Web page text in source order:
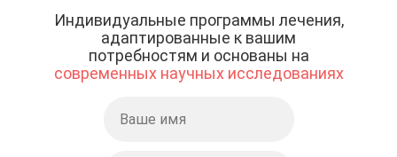
Индивидуальные программы лечения,
адаптированные к вашим
потребностям и основаны на
современных научных исследованиях